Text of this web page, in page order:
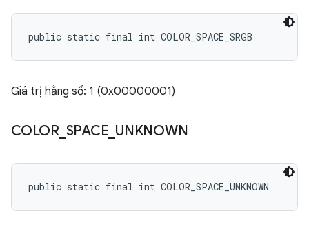
public static final int COLOR_SPACE_SRGB
Giá trị hằng số: 1 (0x00000001)
COLOR_ SPACE UNKNOWN
public static final int COLOR_SPACE_UNKNOWN